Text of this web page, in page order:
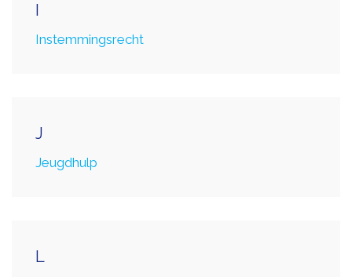
I
Instemmingsrecht
J
Jeugdhulp
L